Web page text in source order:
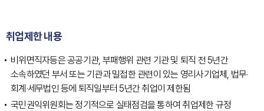
취업제한 내용
비위면직자등은 공공기관, 부패행위 관련 기관 및 퇴직 전 5년간
소속하였던 부서 또는 기관과 밀접한 관련이 있는 영리사기업체, 법무·
회계·세무법인 등에 퇴직일부터 5년간 취업이 제한됨
국민권익위원회는 정기적으로 실태점검을 통하여 취업제한 규정